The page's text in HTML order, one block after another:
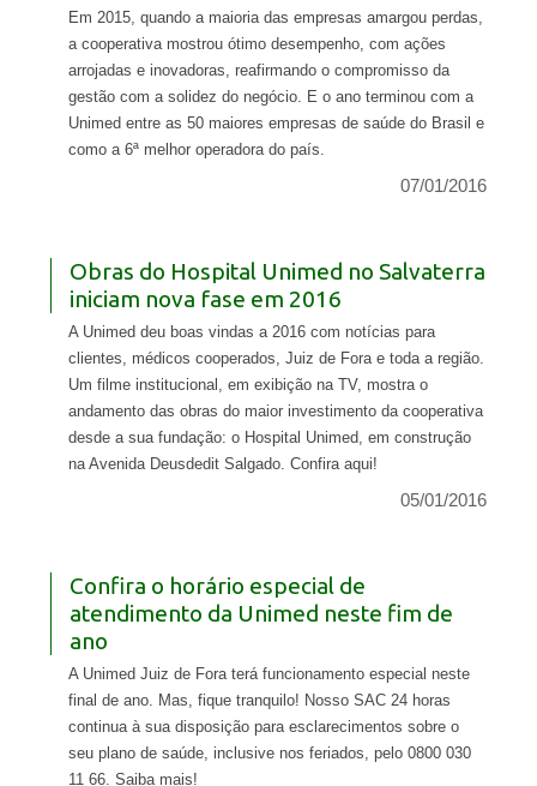
Em 2015, quando a maioria das empresas amargou perdas,
a cooperativa mostrou ótimo desempenho, com ações
arrojadas e inovadoras, reafirmando o compromisso da
gestão com a solidez do negócio. E o ano terminou com a
Unimed entre as 50 maiores empresas de saúde do Brasil e
como a 6ª melhor operadora do país.
07/01/2016
Obras do Hospital Unimed no Salvaterra
iniciam nova fase em 2016
A Unimed deu boas vindas a 2016 com notícias para
clientes, médicos cooperados, Juiz de Fora e toda a região.
Um filme institucional, em exibição na TV, mostra o
andamento das obras do maior investimento da cooperativa
desde a sua fundação: o Hospital Unimed, em construção
na Avenida Deusdedit Salgado. Confira aqui!
05/01/2016
Confira o horário especial de
atendimento da Unimed neste fim de
ano
A Unimed Juiz de Fora terá funcionamento especial neste
final de ano. Mas, fique tranquilo! Nosso SAC 24 horas
continua à sua disposição para esclarecimentos sobre o
seu plano de saúde, inclusive nos feriados, pelo 0800 030
11 66. Saiba mais!